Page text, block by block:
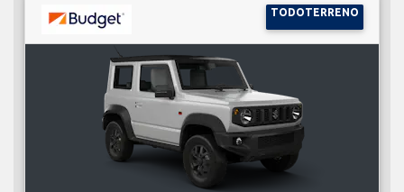
TODOTERRENO